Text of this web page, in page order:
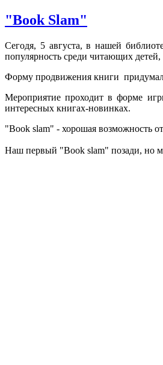
"Book Slam"
Сегодя, 5 августа, в нашей
популярность среди читающих
Форму продвижения книги
Мероприятие проходит в форме
интересных книгах-новинках.
"Book slam" - хорошая возможность
Наш первый "Book slam" позади, но